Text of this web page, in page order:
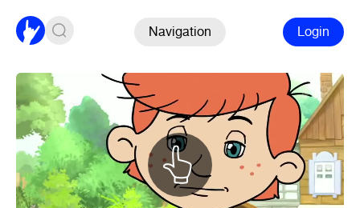
Navigation Login